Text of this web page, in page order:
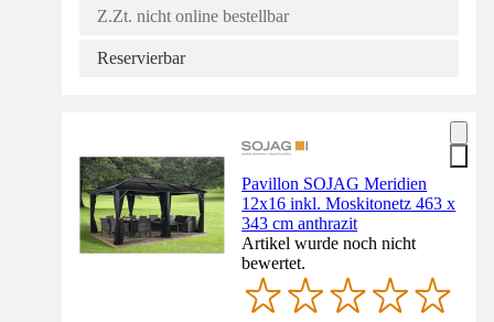
Z.Zt. nicht online bestellbar
Reservierbar
Pavillon SOJAG Meridien
12x16 inkl. Moskitonetz 463 x
343 cm anthrazit
Artikel wurde noch nicht
bewertet.